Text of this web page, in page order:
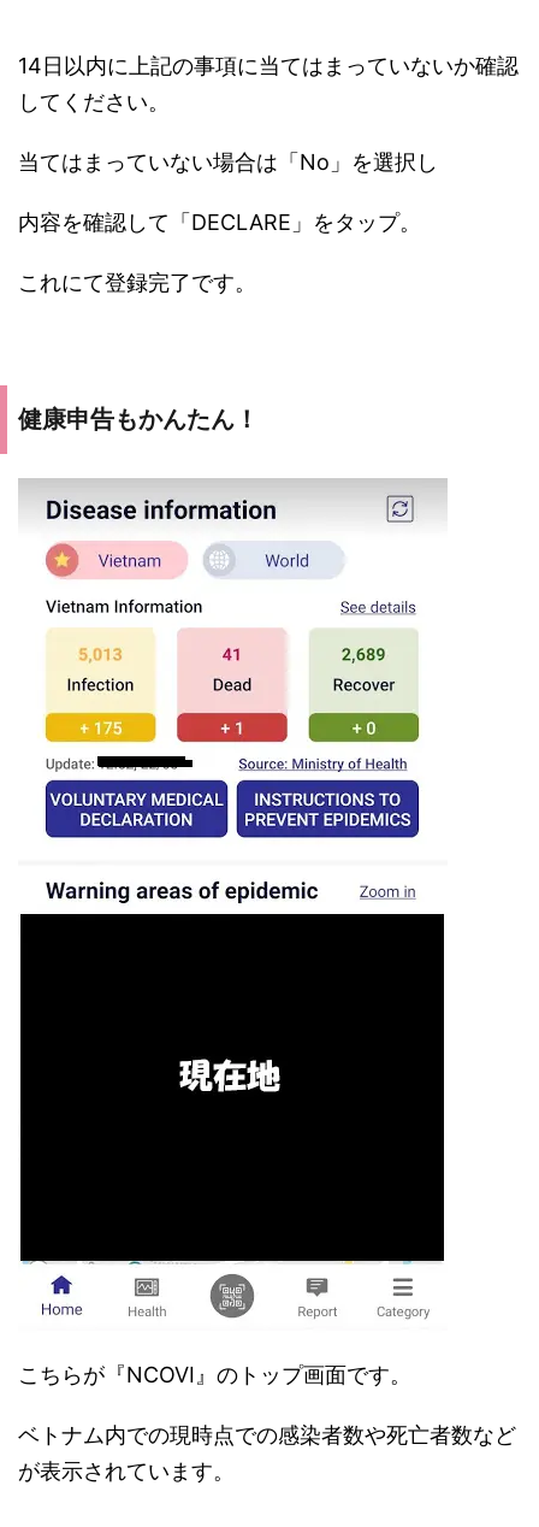
14日以内に上記の事項に当てはまっていないか確認
してください。
当てはまっていない場合は「No」を選択し
内容を確認して「DECLARE」をタップ。
これにて登録完了です。
健康申告もかんたん！
こちらが『NCOVI』のトップ画面です。
ベトナム内での現時点での感染者数や死亡者数など
が表示されています。